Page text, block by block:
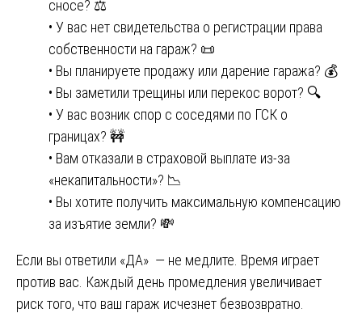
сносе? ⚖️
• У вас нет свидетельства о регистрации права
собственности на гараж? 📜
• Вы планируете продажу или дарение гаража? 💰
• Вы заметили трещины или перекос ворот? 🔍
• У вас возник спор с соседями по ГСК о
границах? 🚧
• Вам отказали в страховой выплате из-за
«некапитальности»? 📉
• Вы хотите получить максимальную компенсацию
за изъятие земли? 💸
Если вы ответили «ДА» — не медлите. Время играет
против вас. Каждый день промедления увеличивает
риск того, что ваш гараж исчезнет безвозвратно.